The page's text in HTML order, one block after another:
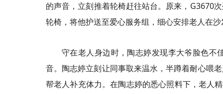
的声音，立刻推着轮椅赶往站台。原来，G3670
轮椅，将他护送至爱心服务组，细心安排老人在
守在老人身边时，陶志婷发现李大爷脸色不
音。陶志婷立刻让同事取来温水，半蹲着耐心喂
帮老人补充体力。在陶志婷的悉心照料下，老人